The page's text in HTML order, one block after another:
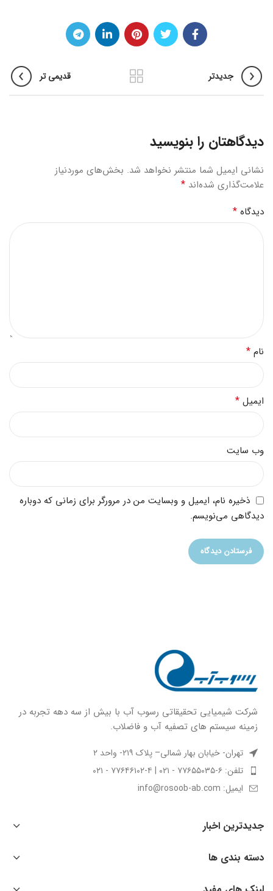
جدیدتر قدیمی تر
دیدگاهتان را بنویسید
نشانی ایمیل شما منتشر نخواهد شد. بخش‌های موردنیاز
علامت‌گذاری شده‌اند *
دیدگاه *
نام *
ایمیل *
وب‌ سایت
ذخیره نام، ایمیل و وبسایت من در مرورگر برای زمانی که دوباره
دیدگاهی می‌نویسم.
شركت شيميايى تحقیقاتی رسوب آب با بيش از سه دهه تجربه در
زمينه سيستم هاى تصفيه آب و فاضلاب.
تهران- خیابان بهار شمالی– پلاک ۲۱۹- واحد ۲
تلفن: ۶-۷۷۶۵۵۰۳۵ - ۰۲۱ | ۴-۷۷۶۴۶۱۰۲ - ۰۲۱
ایمیل: info@rosoob-ab.com
جدیدترین اخبار
دسته بندی ها